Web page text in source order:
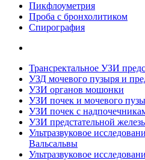
Пикфлоуметрия
Проба с бронхолитиком
Спирография
Трансректальное УЗИ
УЗД мочевого пузыря и
УЗИ органов мошонки
УЗИ почек и мочевого
УЗИ почек с
УЗИ предстательной
Ультразвуковое
Вальсальвы
Ультразвуковое